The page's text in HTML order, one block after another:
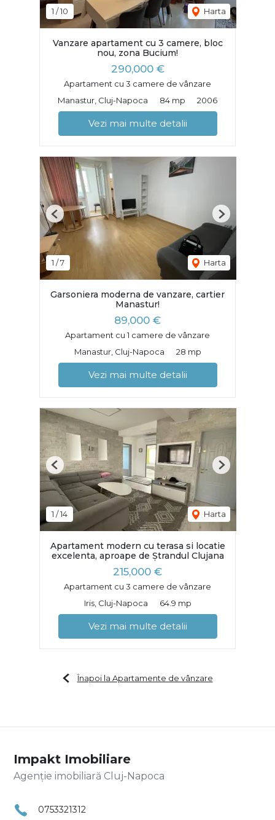
1 /10 Harta
Vanzare apartament cu 3 camere, bloc
nou, zona Bucium!
290,000 €
Apartament cu 3 camere de vânzare
Manastur, Cluj-Napoca
84 mp 2006
Vezi mai multe detalii
1 /7 Harta
Previous Next
Garsoniera moderna de vanzare, cartier
Manastur!
89,000 €
Apartament cu 1 camere de vânzare
Manastur, Cluj-Napoca
28 mp
Vezi mai multe detalii
1 /14 Harta
Previous Next
Apartament modern cu terasa si locatie
excelenta, aproape de Ștrandul Clujana
215,000 €
Apartament cu 3 camere de vânzare
Iris, Cluj-Napoca
64.9 mp
Vezi mai multe detalii
Înapoi la Apartamente de vânzare
Impakt Imobiliare
Agenție imobiliară Cluj-Napoca
0753321312